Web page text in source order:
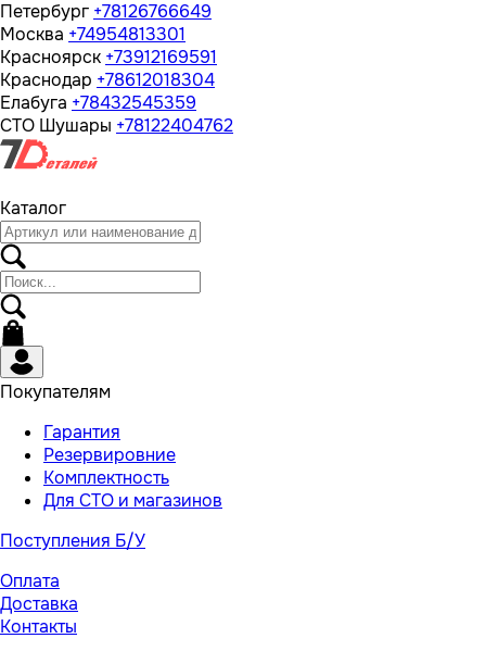
Петербург +78126766649
Москва +74954813301
Красноярск +73912169591
Краснодар +78612018304
Елабуга +78432545359
СТО Шушары +78122404762
Каталог
Покупателям
Гарантия
Резервировние
Комплектность
Для СТО и магазинов
Поступления Б/У
Оплата
Доставка
Контакты